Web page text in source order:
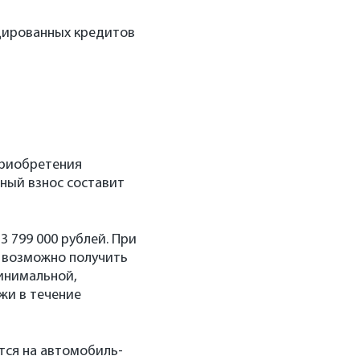
кредитов
взнос составит
799 000 рублей. При
получить
в течение
на автомобиль-